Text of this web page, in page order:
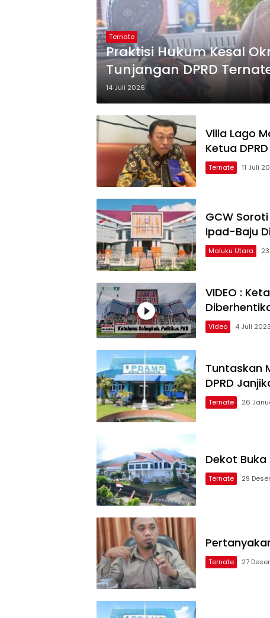
Ternate
Praktisi Hukum Kesal
Tunjangan DPRD
14 Juli 2026
Villa Lago
Ketua
Ternate 11 Juli
GCW
Ipad-Baju
Maluku Utara
VIDEO :
Video 4 Juli 2023
Tuntaskan
DPRD
Ternate 26
Dekot
Ternate 29
Ternate 27